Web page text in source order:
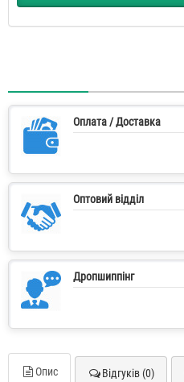
Оплата / Доставка
Оптовий відділ
Дропшиппінг
Опис Відгуків (0)